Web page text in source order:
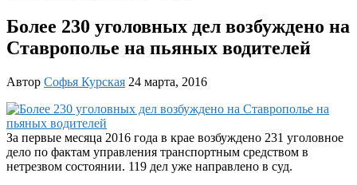
Более 230 уголовных дел возбуждено на
Ставрополье на пьяных водителей
Автор Софья Курская 24 марта, 2016
За первые месяца 2016 года в крае возбуждено 231 уголовное
дело по фактам управления транспортным средством в
нетрезвом состоянии. 119 дел уже направлено в суд.